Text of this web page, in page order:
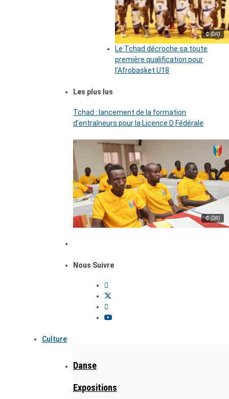
© (DR)
Le Tchad décroche sa toute
première qualification pour
l’Afrobasket U18
Les plus lus
Tchad : lancement de la formation
d’entraîneurs pour la Licence D Fédérale
© (DR)
Nous Suivre
Culture
Danse
Expositions